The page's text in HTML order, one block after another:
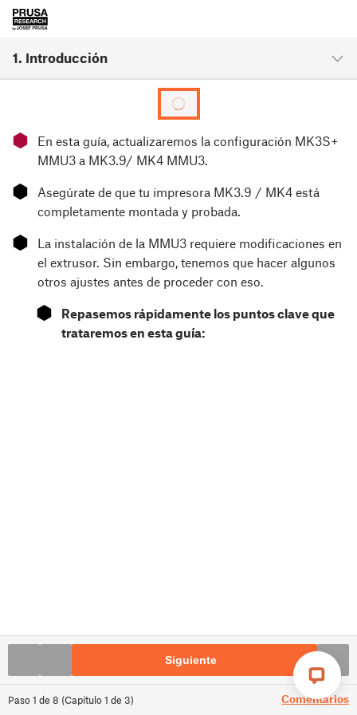
1. Introducción
Paso1 de 8 (Capítulo1 de 3) Comentarios
⬢
En esta guía, actualizaremos la configuración MK3S+
MMU3 a MK3.9/ MK4 MMU3.
⬢
Asegúrate de que tu impresora MK3.9 / MK4 está
completamente montada y probada.
⬢
La instalación de la MMU3 requiere modificaciones en
el extrusor. Sin embargo, tenemos que hacer algunos
otros ajustes antes de proceder con eso.
⬢
Repasemos rápidamente los puntos clave que
trataremos en esta guía:
Siguiente